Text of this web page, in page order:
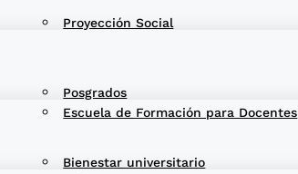
Proyección Social
Escuela de Formación para Docentes
Posgrados
Bienestar universitario